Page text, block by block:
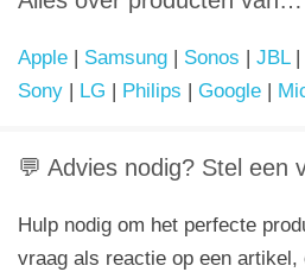
Apple Samsung Sonos JBL|
Sony
LG Philips Google
💬 Advies nodig? Stel een
Hulp nodig om het perfecte
vraag als reactie op een